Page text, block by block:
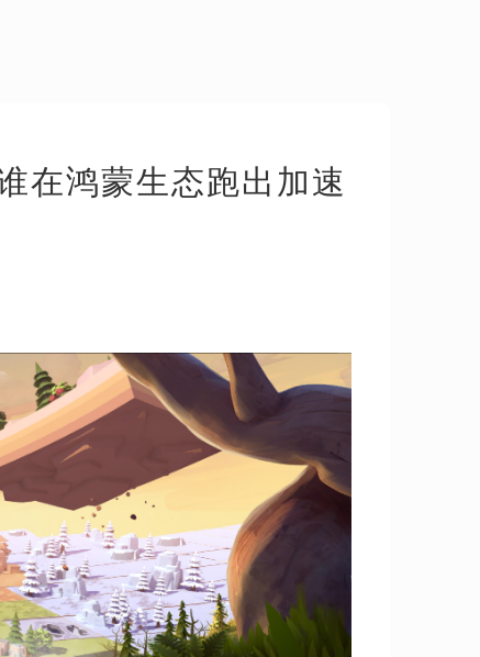
在鸿蒙生态跑出加速